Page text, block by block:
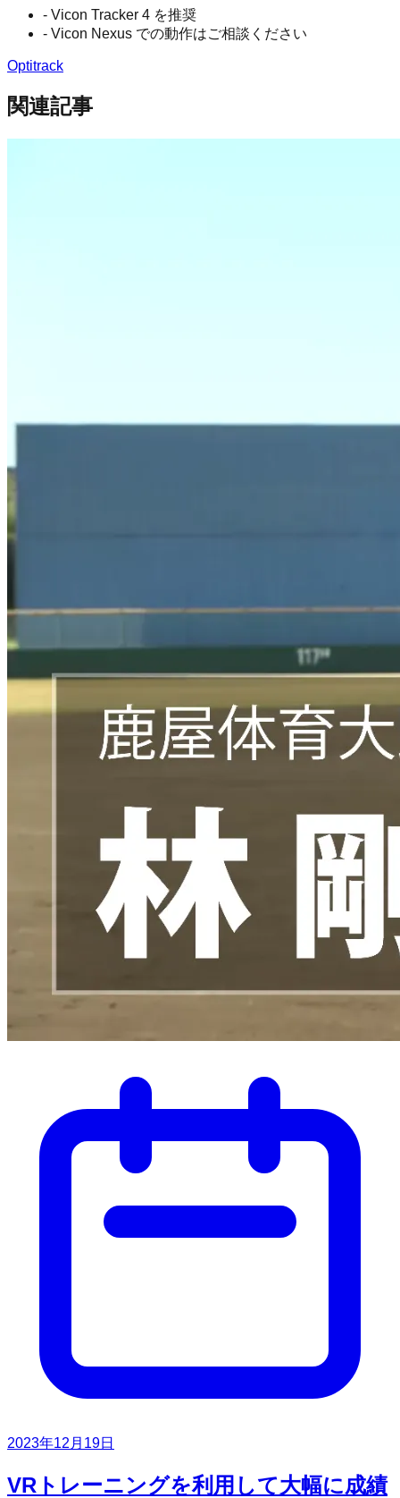
- Vicon Tracker 4 を推奨
- Vicon Nexus での動作はご相談ください
Optitrack
関連記事
2023年12月19日
VRトレーニングを利用して大幅に成績